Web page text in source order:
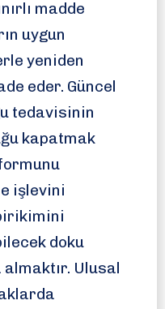
madde
uygun
yeniden
eder. Güncel
tedavisinin
kapatmak
işlevini
doku
almaktır. Ulusal